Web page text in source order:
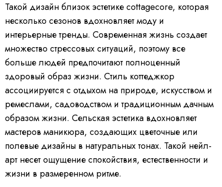
Такой дизайн близок эстетике cottagecore, которая
несколько сезонов вдохновляет моду и
интерьерные тренды. Современная жизнь создает
множество стрессовых ситуаций, поэтому все
больше людей предпочитают полноценный
здоровый образ жизни. Стиль коттеджкор
ассоциируется с отдыхом на природе, искусством и
ремеслами, садоводством и традиционным дачным
образом жизни. Сельская эстетика вдохновляет
мастеров маникюра, создающих цветочные или
полевые дизайны в натуральных тонах. Такой нейл-
арт несет ощущение спокойствия, естественности и
жизни в размеренном ритме.